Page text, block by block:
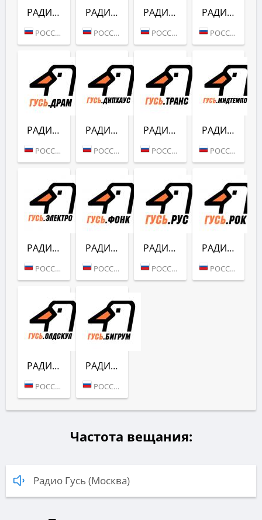
РАДИО ГУСЬ (НОВОГОДНИЙ)
РОССИЯ (МОСКВА)
РАДИО ГУСЬ (MOSCOW MADNESS)
РОССИЯ (МОСКВА)
РАДИО ГУСЬ (ХАРДДЕНС)
РОССИЯ (МОСКВА)
РАДИО ГУСЬ (ДЕНСКОР)
РОССИЯ (МОСКВА)
РАДИО ГУСЬ (ДРАМ)
РОССИЯ (МОСКВА)
РАДИО ГУСЬ (ДИПХАУС)
РОССИЯ (МОСКВА)
РАДИО ГУСЬ (ТРАНС)
РОССИЯ (МОСКВА)
РАДИО ГУСЬ (МИДТЕМПО)
РОССИЯ (МОСКВА)
РАДИО ГУСЬ (ЭЛЕКТРО)
РОССИЯ (МОСКВА)
РАДИО ГУСЬ (ФОНК)
РОССИЯ (МОСКВА)
РАДИО ГУСЬ (РУС)
РОССИЯ (МОСКВА)
РАДИО ГУСЬ (РОК)
РОССИЯ (МОСКВА)
РАДИО ГУСЬ (ОЛДСКУЛ)
РОССИЯ (МОСКВА)
РАДИО ГУСЬ (БИГРУМ)
РОССИЯ (МОСКВА)
Частота вещания:
Радио Гусь (Москва)